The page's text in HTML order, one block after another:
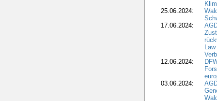
25.06.2024:
17.06.2024:
12.06.2024:
03.06.2024: